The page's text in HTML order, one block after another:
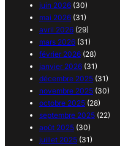
juin 2026 (30)
mai 2026 (31)
avril 2026 (29)
mars 2026 (31)
février 2026 (28)
janvier 2026 (31)
décembre 2025 (31)
novembre 2025 (30)
octobre 2025 (28)
septembre 2025 (22)
août 2025 (30)
juillet 2025 (31)